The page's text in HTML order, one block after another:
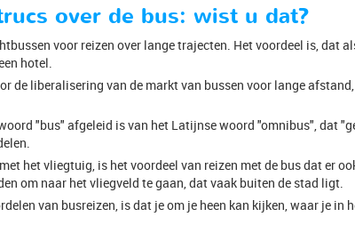
over de bus: wist u dat?
voor reizen over lange trajecten. Het voordeel is, dat
hotel.
de liberalisering van de markt van bussen voor lange
"bus" afgeleid is van het Latijnse woord "omnibus", dat
het vliegtuig, is het voordeel van reizen met de bus dat er
om naar het vliegveld te gaan, dat vaak buiten de stad ligt.
van busreizen, is dat je om je heen kan kijken, waar je